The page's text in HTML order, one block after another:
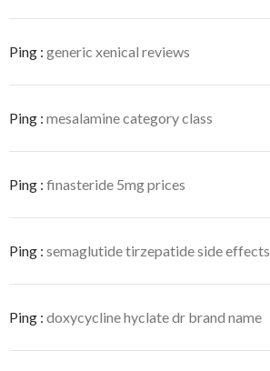
Ping : generic xenical reviews
Ping : mesalamine category class
Ping : finasteride 5mg prices
Ping : semaglutide tirzepatide side effects
Ping : doxycycline hyclate dr brand name